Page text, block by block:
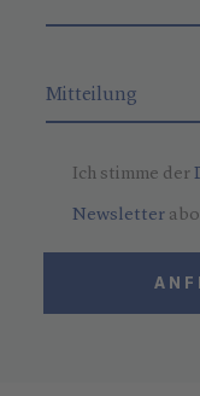
Ich stimme der
Newsletter